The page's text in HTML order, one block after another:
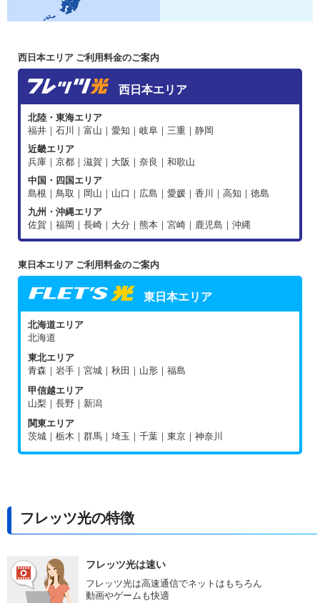
西日本エリア ご利用料金のご案内
西日本エリア
北陸・東海エリア
福井｜石川｜富山｜愛知｜岐阜｜三重｜静岡
近畿エリア
兵庫｜京都｜滋賀｜大阪｜奈良｜和歌山
中国・四国エリア
島根｜鳥取｜岡山｜山口｜広島｜愛媛｜香川｜高知｜徳島
九州・沖縄エリア
佐賀｜福岡｜長崎｜大分｜熊本｜宮崎｜鹿児島｜沖縄
東日本エリア ご利用料金のご案内
東日本エリア
北海道エリア
北海道
東北エリア
青森｜岩手｜宮城｜秋田｜山形｜福島
甲信越エリア
山梨｜長野｜新潟
関東エリア
茨城｜栃木｜群馬｜埼玉｜千葉｜東京｜神奈川
フレッツ光の特徴
フレッツ光は速い
フレッツ光は高速通信でネットはもちろん
動画やゲームも快適